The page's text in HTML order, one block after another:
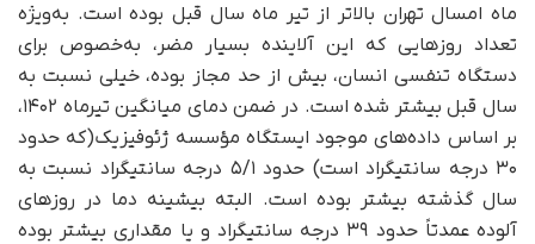
ماه امسال تهران بالاتر از تیر ماه سال قبل بوده است. به‌ویژه
تعداد روزهایی که این آلاینده بسیار مضر، به‌خصوص برای
دستگاه تنفسی انسان، بیش از حد مجاز بوده، خیلی نسبت به
سال قبل بیشتر شده است. در ضمن دمای میانگین تیرماه ۱۴۰۲،
بر اساس داده‌های موجود ایستگاه مؤسسه ژئوفیزیک(که حدود
۳۰ درجه سانتیگراد است) حدود ۵/۱ درجه سانتیگراد نسبت به
سال گذشته بیشتر بوده است. البته بیشینه دما در روزهای
آلوده عمدتاً حدود ۳۹ درجه سانتیگراد و یا مقداری بیشتر بوده